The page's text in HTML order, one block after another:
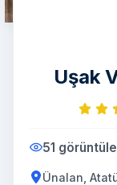
Uşak
51
Ünalan,